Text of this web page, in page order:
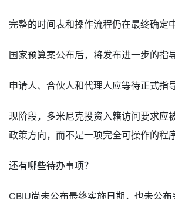
完整的时间表和操作流程仍在最终确定中
国家预算案公布后，将发布进一步的指
申请人、合伙人和代理人应等待正式指
现阶段，多米尼克投资入籍访问要求应
政策方向，而不是一项完全可操作的程序
还有哪些待办事项？
CBIU尚未公布最终实施日期，也未公布